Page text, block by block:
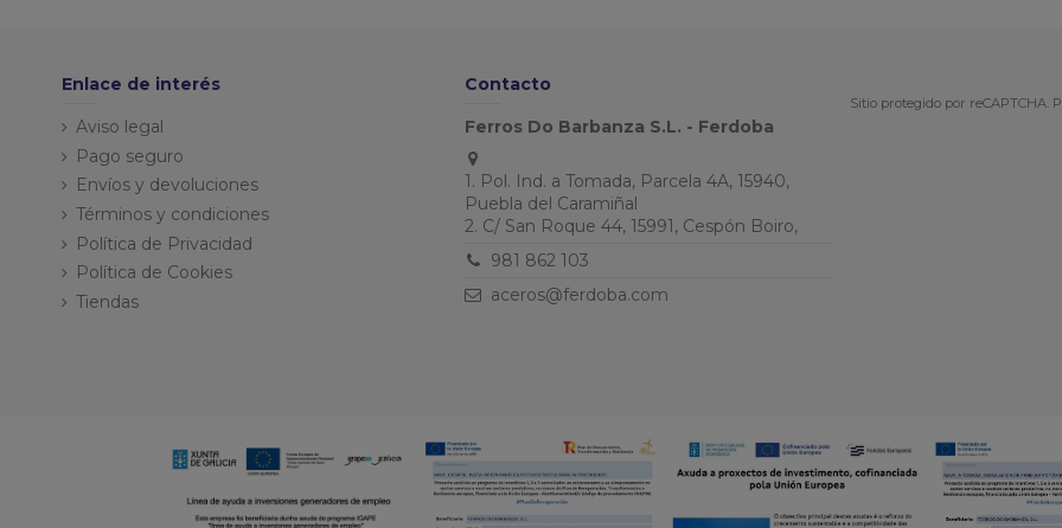
Enlace de interés
Aviso legal
Pago seguro
Envíos y devoluciones
Términos y condiciones
Política de Privacidad
Política de Cookies
Tiendas
Contacto
Ferros Do Barbanza S.L. - Ferdoba
1. Pol. Ind. a Tomada, Parcela 4A, 15940,
Puebla del Caramiñal
2. C/ San Roque 44, 15991, Cespón Boiro,
981 862 103
aceros@ferdoba.com
Sitio protegido por reCAPTCHA.